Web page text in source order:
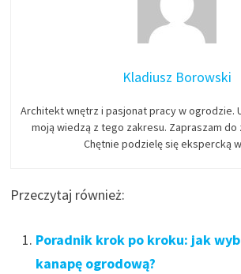
Kladiusz Borowski
Architekt wnętrz i pasjonat pracy w ogrodzie.
moją wiedzą z tego zakresu. Zapraszam do
Chętnie podzielę się ekspercką
Przeczytaj również:
Poradnik krok po kroku: jak
kanapę ogrodową?